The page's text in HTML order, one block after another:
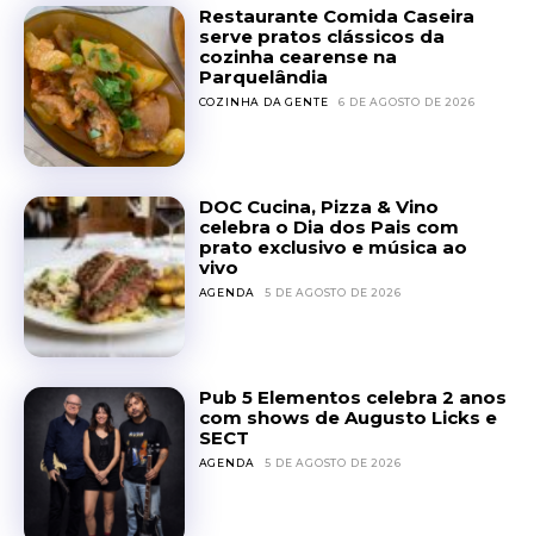
Restaurante Comida Caseira
serve pratos clássicos da
cozinha cearense na
Parquelândia
COZINHA DA GENTE 6 DE AGOSTO DE 2026
DOC Cucina, Pizza & Vino
celebra o Dia dos Pais com
prato exclusivo e música ao
vivo
AGENDA 5 DE AGOSTO DE 2026
Pub 5 Elementos celebra 2 anos
com shows de Augusto Licks e
SECT
AGENDA 5 DE AGOSTO DE 2026